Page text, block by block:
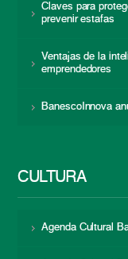
Claves para
prevenir estafas
Ventajas de la
emprendedores
BanescoInnova
CULTURA
Agenda Cultural